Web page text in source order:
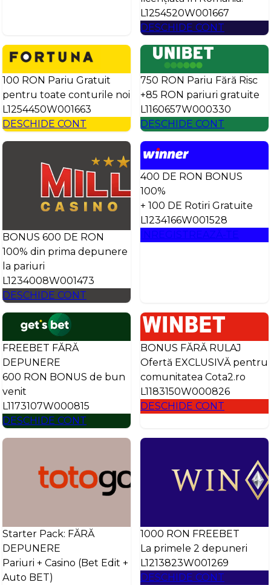
L1254520W001667
DESCHIDE CONT
100 RON Pariu Gratuit
pentru toate conturile noi
L1254450W001663
DESCHIDE CONT
750 RON Pariu Fără Risc
+85 RON pariuri gratuite
L1160657W000330
DESCHIDE CONT
BONUS 600 DE RON
100% din prima depunere
la pariuri
L1234008W001473
DESCHIDE CONT
400 DE RON BONUS
100%
+ 100 DE Rotiri Gratuite
L1234166W001528
ÎNREGISTREAZĂ-TE
FREEBET FĂRĂ
DEPUNERE
600 RON BONUS de bun
venit
L1173107W000815
DESCHIDE CONT
BONUS FĂRĂ RULAJ
Ofertă EXCLUSIVĂ pentru
comunitatea Cota2.ro
L1183150W000826
DESCHIDE CONT
Starter Pack: FĂRĂ
DEPUNERE
Pariuri + Casino (Bet Edit +
Auto BET)
1000 RON FREEBET
La primele 2 depuneri
L1213823W001269
DESCHIDE CONT